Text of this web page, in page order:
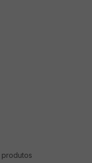
produtos